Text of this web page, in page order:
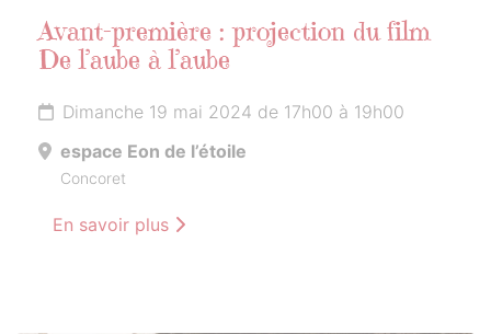
Avant-première : projection du film
De l’aube à l’aube
Dimanche 19 mai 2024 de 17h00 à 19h00
espace Eon de l’étoile
Concoret
En savoir plus